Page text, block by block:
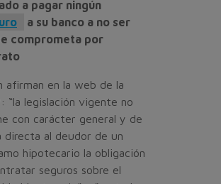
a pagar ningún
a su banco a no ser
comprometa por
afirman en la web de la
“la legislación vigente no
con carácter general y de
directa al deudor de un
hipotecario la obligación
seguros sobre el